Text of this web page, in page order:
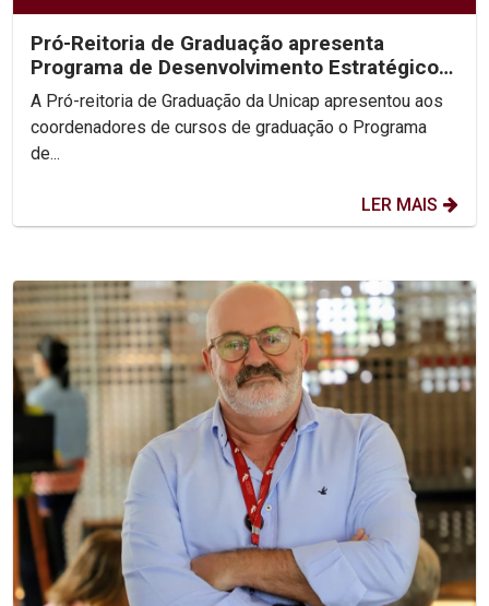
Pró-Reitoria de Graduação apresenta
Programa de Desenvolvimento Estratégico
para fortalecer...
A Pró-reitoria de Graduação da Unicap apresentou aos
coordenadores de cursos de graduação o Programa
de...
LER MAIS